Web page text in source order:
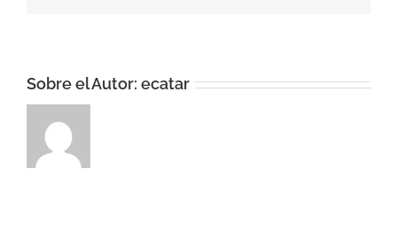
Sobre el Autor: ecatar